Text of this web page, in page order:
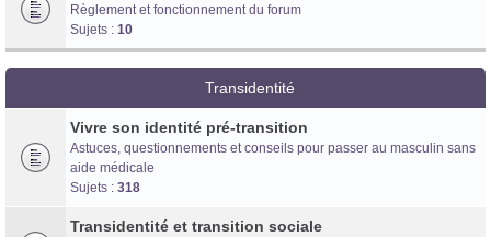
Trans District
Forum d'information sur les transidentités masculines FtM/FtX/Ft*
Règlement et fonctionnement du forum
Sujets : 10
Transidentité
Vivre son identité pré-transition
Astuces, questionnements et conseils pour passer au masculin sans
aide médicale
Sujets : 318
Transidentité et transition sociale